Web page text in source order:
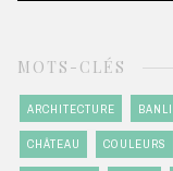
MOTS-CLÉS
ARCHITECTURE
CHÂTEAU COULEURS